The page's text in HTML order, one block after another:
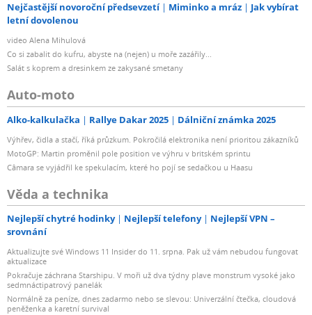
Nejčastější novoroční předsevzetí Miminko a mráz
Jak vybírat
letní dovolenou
video Alena Mihulová
Co si zabalit do kufru, abyste na (nejen) u moře zazářily...
Salát s koprem a dresinkem ze zakysané smetany
Auto-moto
Alko-kalkulačka Rallye Dakar 2025 Dálniční známka 2025
Výhřev, čidla a stačí, říká průzkum. Pokročilá elektronika není prioritou zákazníků
MotoGP: Martin proměnil pole position ve výhru v britském sprintu
Câmara se vyjádřil ke spekulacím, které ho pojí se sedačkou u Haasu
Věda a technika
Nejlepší chytré hodinky Nejlepší telefony
Nejlepší VPN –
srovnání
Aktualizujte své Windows 11 Insider do 11. srpna. Pak už vám nebudou fungovat
aktualizace
Pokračuje záchrana Starshipu. V moři už dva týdny plave monstrum vysoké jako
sedmnáctipatrový panelák
Normálně za peníze, dnes zadarmo nebo se slevou: Univerzální čtečka, cloudová
peněženka a karetní survival